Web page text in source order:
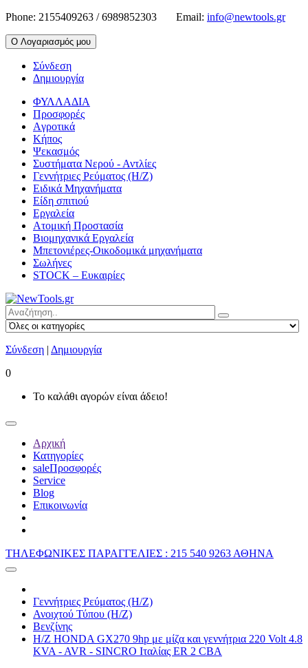
Phone: 2155409263 / 6989852303 Email: info@newtools.gr
Ο Λογαριασμός μου
Σύνδεση
Δημιουργία
ΦΥΛΛΑΔΙΑ
Προσφορές
Aγροτικά
Κήπος
Ψεκασμός
Συστήματα Νερού - Αντλίες
Γεννήτριες Ρεύματος (Η/Ζ)
Ειδικά Μηχανήματα
Είδη σπιτιού
Εργαλεία
Ατομική Προστασία
Βιομηχανικά Εργαλεία
Μπετονιέρες-Οικοδομικά μηχανήματα
Σωλήνες
STOCK – Ευκαιρίες
Σύνδεση | Δημιουργία
0
Το καλάθι αγορών είναι άδειο!
Αρχική
Κατηγορίες
saleΠροσφορές
Service
Blog
Επικοινωνία
ΤΗΛΕΦΩΝΙΚΕΣ ΠΑΡΑΓΓΕΛΙΕΣ : 215 540 9263 ΑΘΗΝΑ
Γεννήτριες Ρεύματος (Η/Ζ)
Ανοιχτού Τύπου (Η/Ζ)
Βενζίνης
Η/Ζ HONDA GX270 9hp με μίζα και γεννήτρια 220 Volt 4.8
KVA - AVR - SINCRO Ιταλίας ER 2 CBA